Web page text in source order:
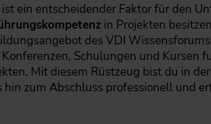
ein entscheidender Faktor für den
in Projekten
des VDI
Konferenzen, Schulungen und Kursen
Mit diesem Rüstzeug bist du in
zum Abschluss professionell und